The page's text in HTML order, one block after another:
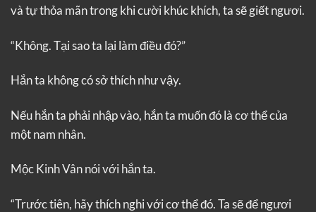
và tự thỏa mãn trong khi cười khúc khích, ta sẽ giết ngươi.
“Không. Tại sao ta lại làm điều đó?”
Hắn ta không có sở thích như vậy.
Nếu hắn ta phải nhập vào, hắn ta muốn đó là cơ thể của
một nam nhân.
Mộc Kinh Vân nói với hắn ta.
“Trước tiên, hãy thích nghi với cơ thể đó. Ta sẽ để ngươi